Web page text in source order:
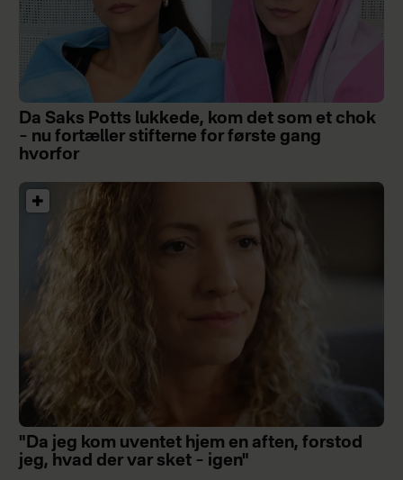
Da Saks Potts lukkede, kom det som et chok
– nu fortæller stifterne for første gang
hvorfor
"Da jeg kom uventet hjem en aften, forstod
jeg, hvad der var sket – igen"